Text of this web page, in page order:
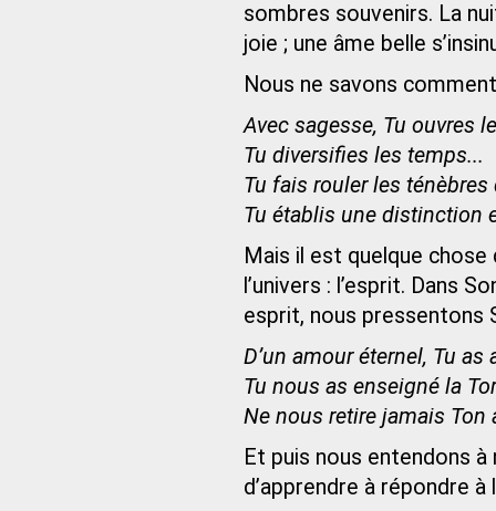
sombres souvenirs. La
joie ; une âme belle
Nous ne savons
Avec sagesse, Tu ouvres
Tu diversifies les temps...
Tu fais rouler les
Tu établis une distinction
Mais il est quelque
l’univers : l’esprit. Dans
esprit, nous pressentons
D’un amour éternel, Tu as
Tu nous as enseigné la
Ne nous retire jamais Ton
Et puis nous entendons
d’apprendre à répondre à